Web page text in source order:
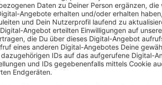
Die Stromversorgung übernimmt jetzt der
700 Kunden jetzt bei der EVL unter Vertrag –
deutlich höher, als der alte Tarif.
Den EVL-Übergangsvertrag können die
Problem von insolventen